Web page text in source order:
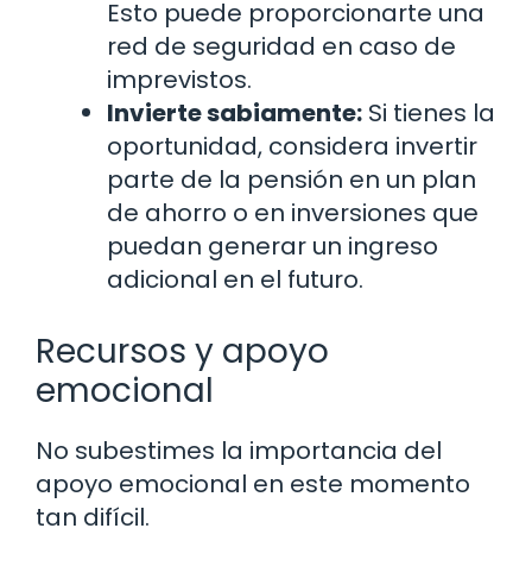
Esto puede proporcionarte una
red de seguridad en caso de
imprevistos.
Invierte sabiamente: Si tienes la
oportunidad, considera invertir
parte de la pensión en un plan
de ahorro o en inversiones que
puedan generar un ingreso
adicional en el futuro.
Recursos y apoyo
emocional
No subestimes la importancia del
apoyo emocional en este momento
tan difícil.